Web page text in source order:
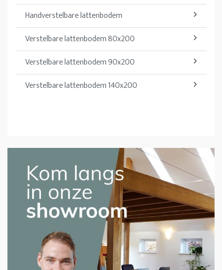
Handverstelbare lattenbodem
Verstelbare lattenbodem 80x200
Verstelbare lattenbodem 90x200
Verstelbare lattenbodem 140x200